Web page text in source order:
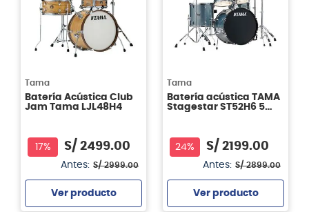
Tama
Batería Acústica Club
Jam Tama LJL48H4
17% S/ 2499.00
Antes: S/ 2999.00
Ver producto
Tama
Batería acústica TAMA
Stagestar ST52H6 5
24% S/ 2199.00
Antes: S/ 2899.00
Ver producto